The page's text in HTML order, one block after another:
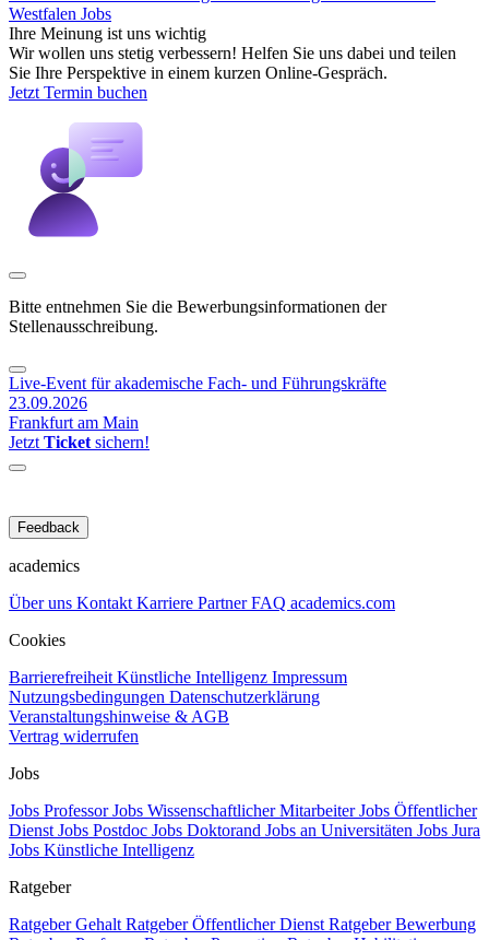
Westfalen Jobs
Ihre Meinung ist uns wichtig
Wir wollen uns stetig verbessern! Helfen Sie uns dabei und teilen
Sie Ihre Perspektive in einem kurzen Online-Gespräch.
Jetzt Termin buchen
Bitte entnehmen Sie die Bewerbungsinformationen der
Stellenausschreibung.
Live-Event für akademische Fach- und Führungskräfte
23.09.2026
Frankfurt am Main
Jetzt Ticket sichern!
Feedback
academics
Über uns Kontakt Karriere PartnerFAQ academics.com
Cookies
Barrierefreiheit Künstliche Intelligenz Impressum
Nutzungsbedingungen Datenschutzerklärung
Veranstaltungshinweise & AGB
Vertrag widerrufen
Jobs
Jobs ProfessorJobs Wissenschaftlicher MitarbeiterJobs Öffentlicher
Dienst Jobs Postdoc Jobs Doktorand Jobs an Universitäten Jobs Jura
Jobs Künstliche Intelligenz
Ratgeber
Ratgeber Gehalt Ratgeber Öffentlicher Dienst Ratgeber Bewerbung